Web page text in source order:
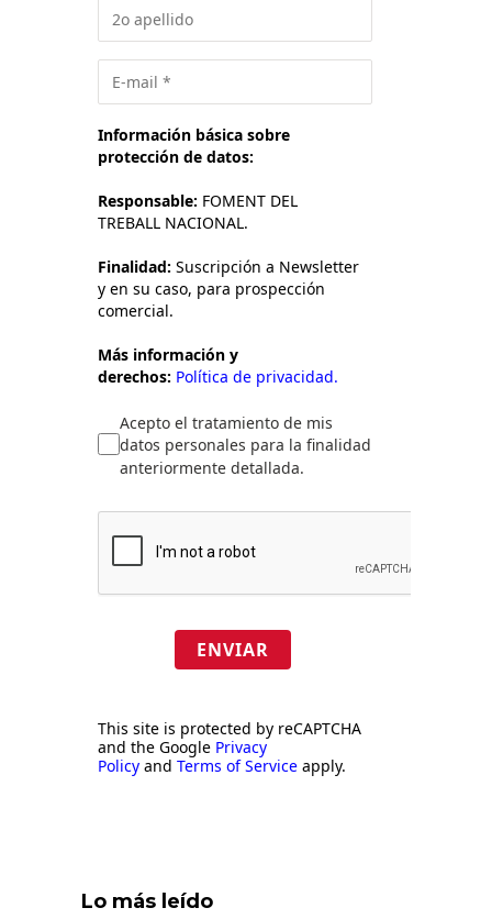
Información básica sobre
protección de datos:
Responsable: FOMENT DEL
TREBALL NACIONAL.
Finalidad: Suscripción a Newsletter
y en su caso, para prospección
comercial.
Más información y
derechos: Política de privacidad.
Acepto el tratamiento de mis
datos personales para la finalidad
anteriormente detallada.
ENVIAR
This site is protected by reCAPTCHA
and the Google Privacy
Policy and Terms of Service apply.
Lo más leído